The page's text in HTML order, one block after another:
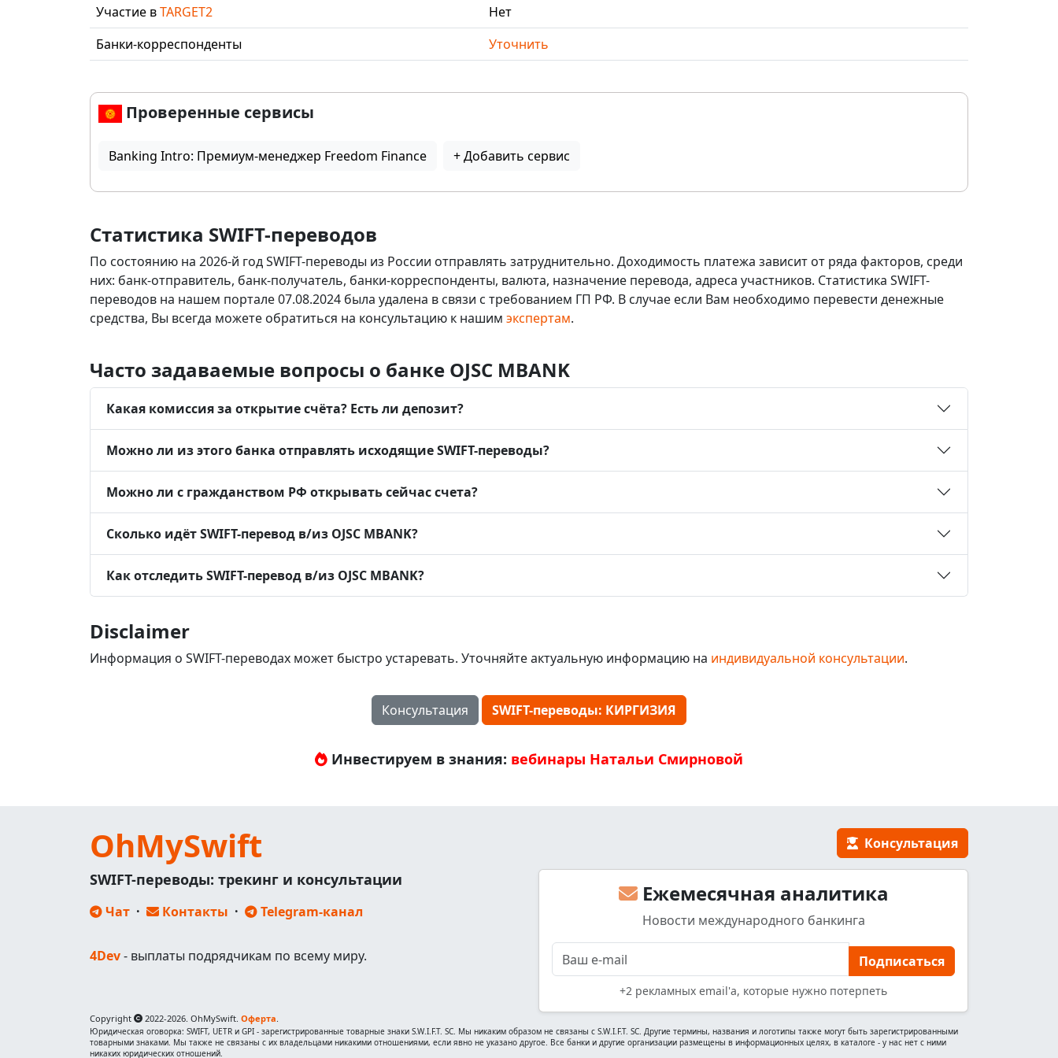
Участие вTARGET2
Нет
Банки-корреспонденты
Уточнить
Проверенные сервисы
Banking Intro: Премиум-менеджер Freedom Finance + Добавить сервис
Статистика SWIFT-переводов
По состоянию на 2026-й год SWIFT-переводы из России отправлять затруднительно. Доходимость платежа зависит от ряда факторов, среди
них: банк-отправитель, банк-получатель, банки-корреспонденты, валюта, назначение перевода, адреса участников. Статистика SWIFT-
переводов на нашем портале 07.08.2024 была удалена в связи с требованием ГП РФ. В случае если Вам необходимо перевести денежные
средства, Вы всегда можете обратиться на консультацию к нашим экспертам.
Часто задаваемые вопросы о банке OJSC MBANK
Какая комиссия за открытие счёта? Есть ли депозит?
Можно ли из этого банка отправлять исходящие SWIFT-переводы?
Можно ли с гражданством РФ открывать сейчас счета?
Сколько идёт SWIFT-перевод в/из OJSC MBANK?
Как отследить SWIFT-перевод в/из OJSC MBANK?
Disclaimer
Информация о SWIFT-переводах может быстро устаревать. Уточняйте актуальную информацию на индивидуальной консультации.
Консультация SWIFT-переводы: КИРГИЗИЯ
Инвестируем в знания: вебинары Натальи Смирновой
OhMySwift Консультация
SWIFT-переводы: трекинг и консультации
Чат · Контакты · Telegram-канал
4Dev- выплаты подрядчикам по всему миру.
Ежемесячная аналитика
Новости международного банкинга
Подписаться
+2 рекламных email'а, которые нужно потерпеть
Copyright 2022-2026. OhMySwift. Оферта.
Юридическая оговорка: SWIFT, UETR и GPI - зарегистрированные товарные знаки S.W.I.F.T. SC. Мы никаким образом не связаны с S.W.I.F.T. SC. Другие термины, названия и логотипы также могут быть зарегистрированными
товарными знаками. Мы также не связаны с их владельцами никакими отношениями, если явно не указано другое. Все банки и другие организации размещены в информационных целях, в каталоге - у нас нет с ними
никаких юридических отношений.